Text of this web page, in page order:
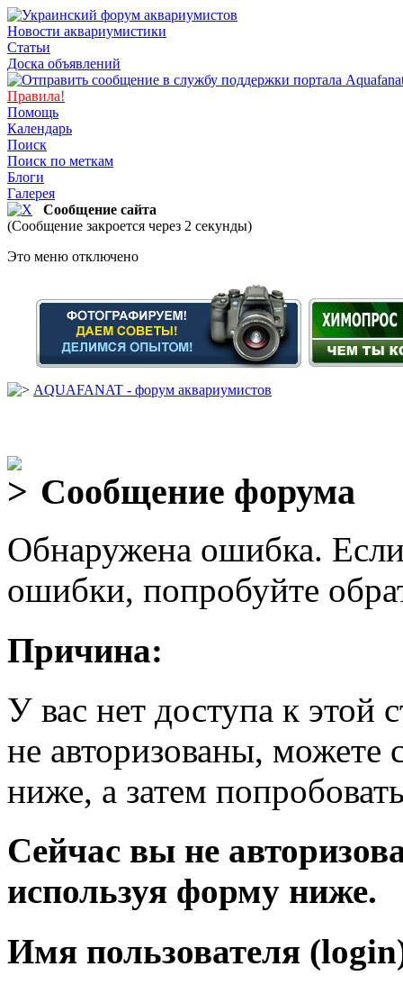
Новости аквариумистики
Статьи
Доска объявлений
Правила!
Помощь
Календарь
Поиск
Поиск по меткам
Блоги
Галерея
Сообщение сайта
(Сообщение закроется через 2 секунды)
Это меню отключено
AQUAFANAT - форум аквариумистов
Сообщение форума
Обнаружена ошибка.
ошибки, попробуйте
Причина:
У вас нет доступа к
не авторизованы, можете
ниже, а затем
Сейчас вы не
используя форму ниже.
Имя пользователя